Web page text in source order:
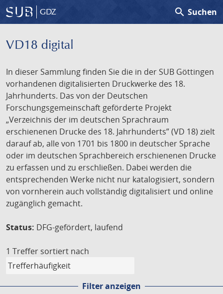
GDZ search Suchen
VD18 digital
In dieser Sammlung finden Sie die in der SUB Göttingen
vorhandenen digitalisierten Druckwerke des 18.
Jahrhunderts. Das von der Deutschen
Forschungsgemeinschaft geförderte Projekt
„Verzeichnis der im deutschen Sprachraum
erschienenen Drucke des 18. Jahrhunderts” (VD 18) zielt
darauf ab, alle von 1701 bis 1800 in deutscher Sprache
oder im deutschen Sprachbereich erschienenen Drucke
zu erfassen und zu erschließen. Dabei werden die
entsprechenden Werke nicht nur katalogisiert, sondern
von vornherein auch vollständig digitalisiert und online
zugänglich gemacht.
Status: DFG-gefördert, laufend
1 Treffer sortiert nach
Filter anzeigen